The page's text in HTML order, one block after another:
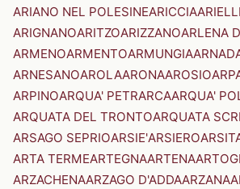
ARIANO NEL POLESINEARICCIAARIELLI
ARIGNANOARITZOARIZZANOARLENA
ARMENOARMENTOARMUNGIAARNAD
ARNESANOAROLAARONAAROSIO
ARPINOARQUA' PETRARCAARQUA'
ARQUATA DEL TRONTOARQUATA
ARSAGO SEPRIOARSIE'ARSIERO
ARTA TERMEARTEGNAARTENA
ARZACHENAARZAGO D'ADDAARZANA